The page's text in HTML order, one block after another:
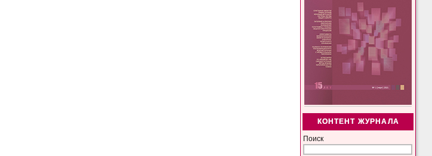
КОНТЕНТ ЖУРНАЛА
Поиск